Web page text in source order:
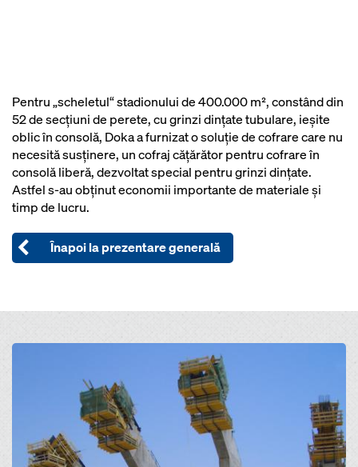
Pentru „scheletul“ stadionului de 400.000 m², constând din
52 de secţiuni de perete, cu grinzi dinţate tubulare, ieşite
oblic în consolă, Doka a furnizat o soluţie de cofrare care nu
necesită susţinere, un cofraj căţărător pentru cofrare în
consolă liberă, dezvoltat special pentru grinzi dinţate.
Astfel s-au obţinut economii importante de materiale şi
timp de lucru.
Înapoi la prezentare generală
Open